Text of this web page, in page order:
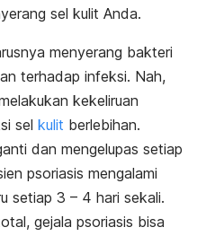
sel kulit Anda.
menyerang bakteri
terhadap infeksi. Nah,
kekeliruan
sel kulit berlebihan.
dan mengelupas setiap
psoriasis mengalami
setiap 3 – 4 hari sekali.
gejala psoriasis bisa